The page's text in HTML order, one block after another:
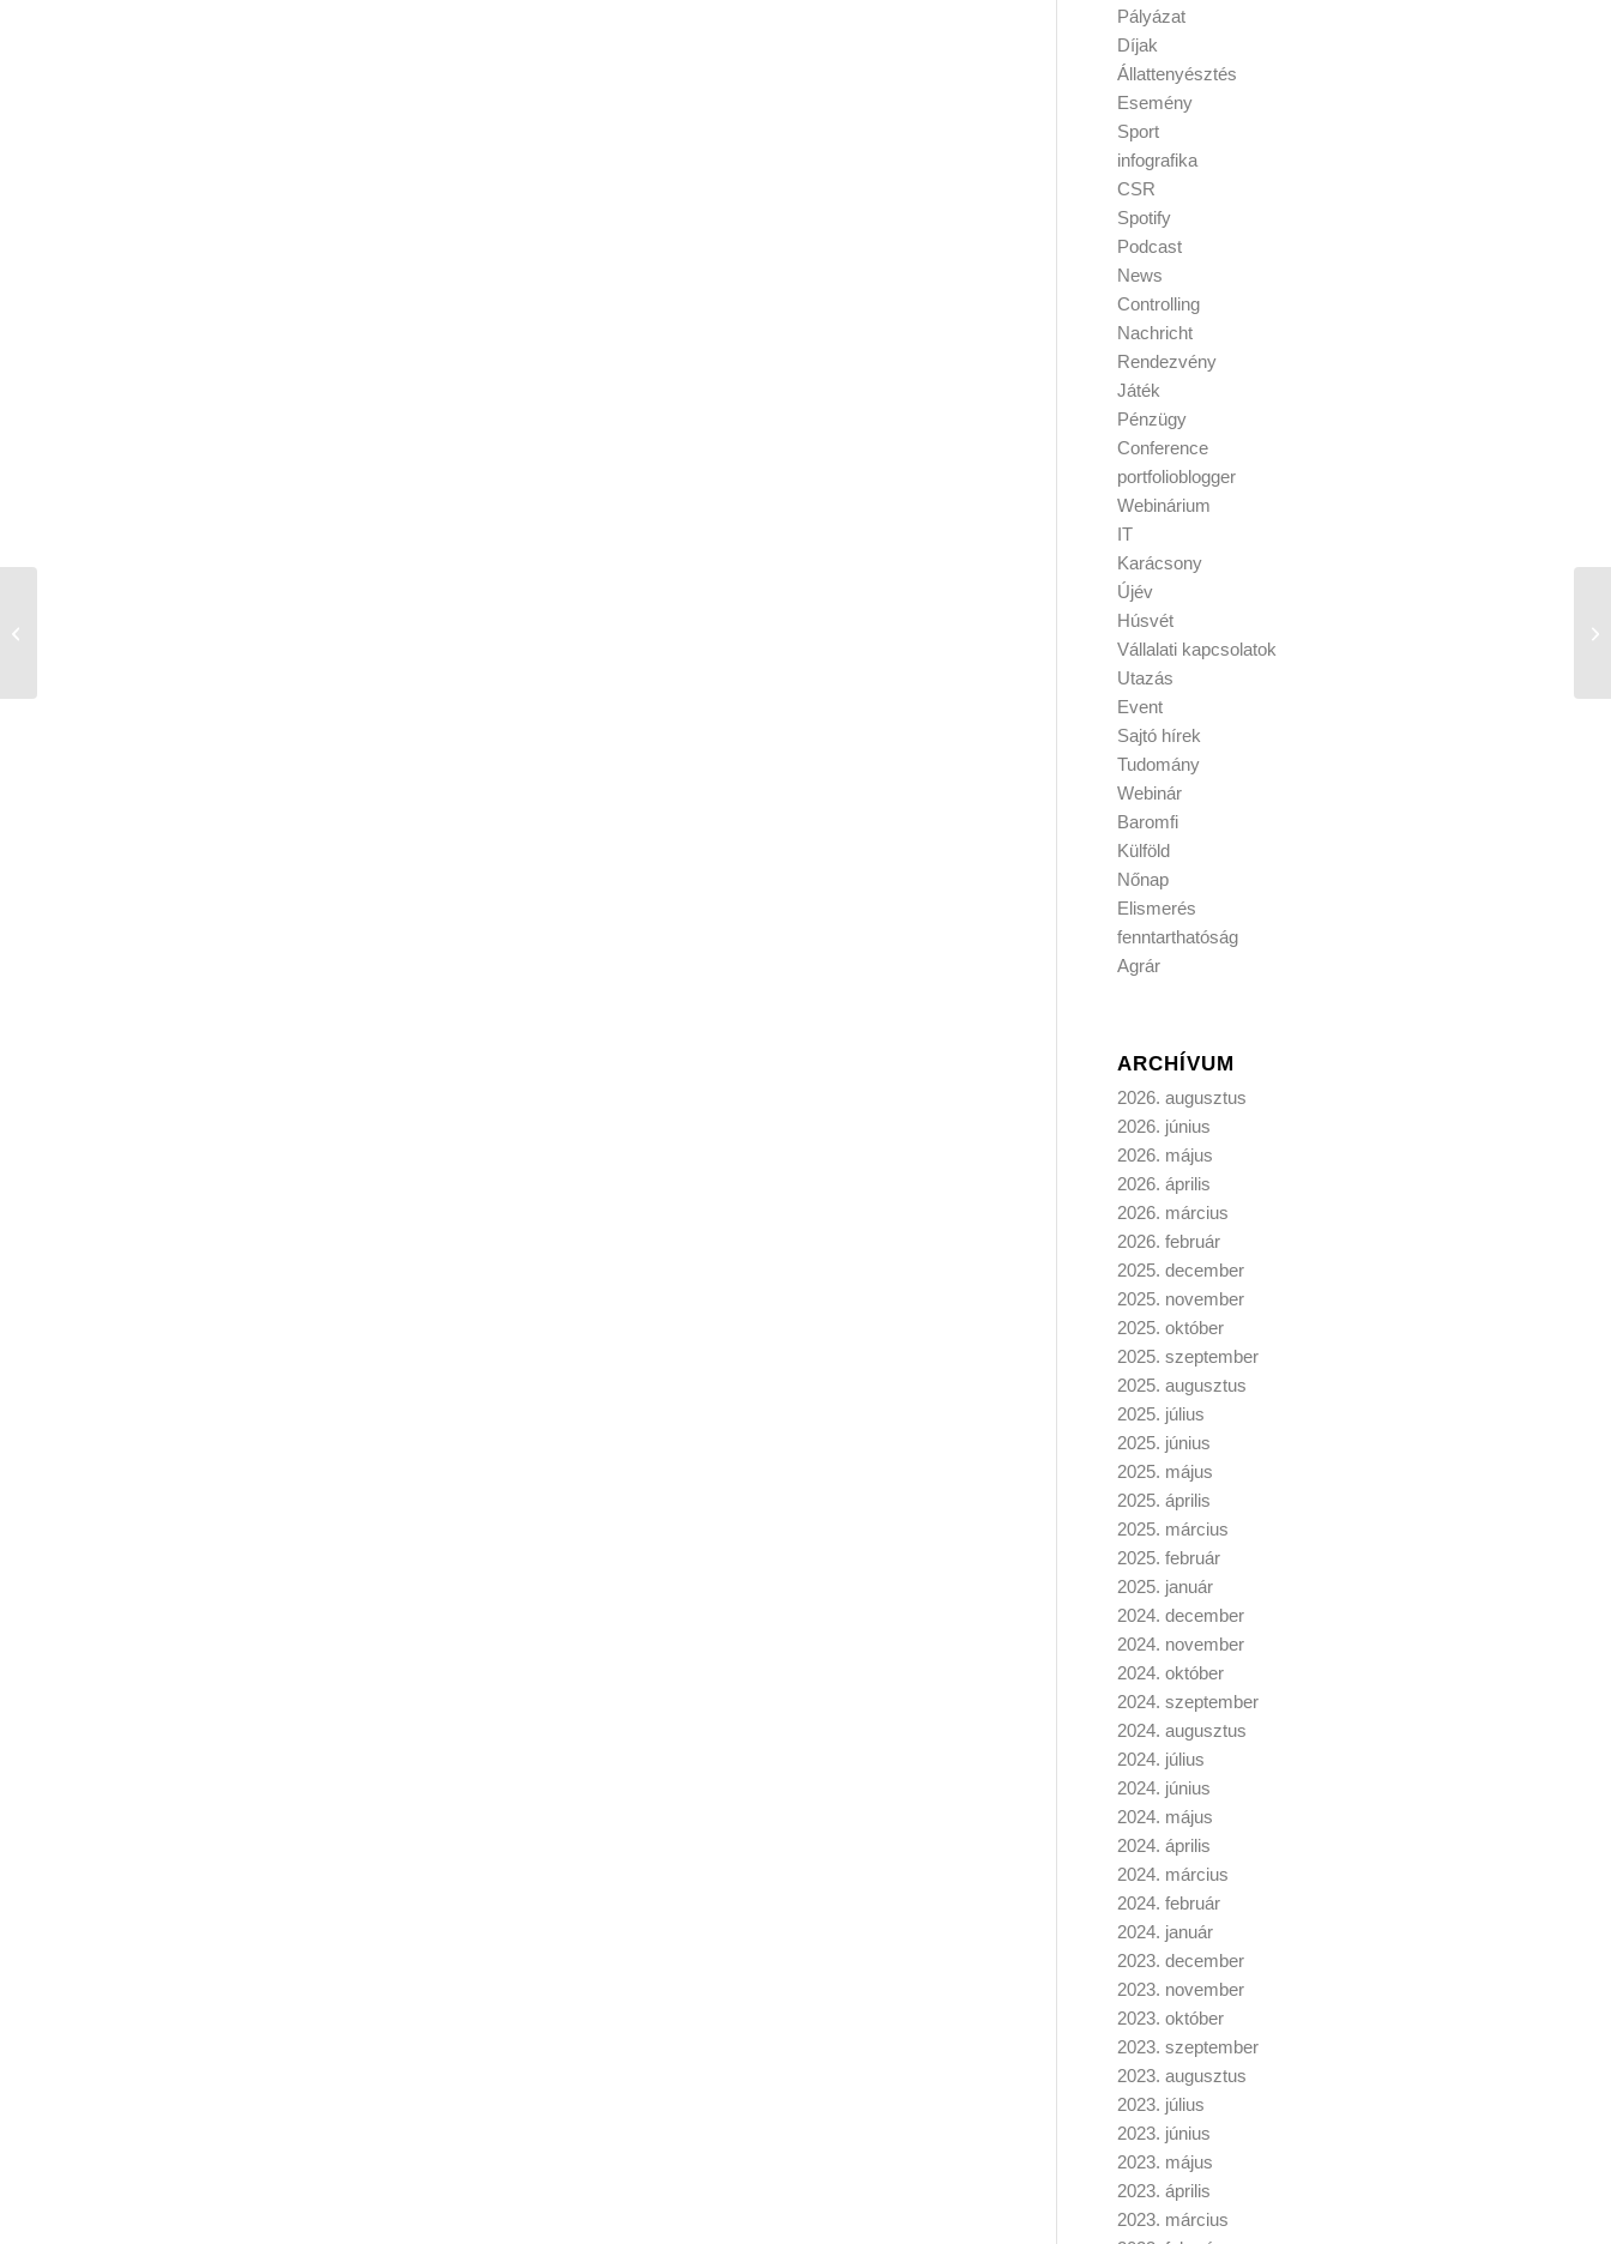
Pályázat
Díjak
Állattenyésztés
Esemény
Sport
infografika
CSR
Spotify
Podcast
News
Controlling
Nachricht
Rendezvény
Játék
Pénzügy
Conference
portfolioblogger
Webinárium
IT
Karácsony
Újév
Húsvét
Vállalati kapcsolatok
Utazás
Event
Sajtó hírek
Tudomány
Webinár
Baromfi
Külföld
Nőnap
Elismerés
fenntarthatóság
Agrár
ARCHÍVUM
2026. augusztus
2026. június
2026. május
2026. április
2026. március
2026. február
2025. december
2025. november
2025. október
2025. szeptember
2025. augusztus
2025. július
2025. június
2025. május
2025. április
2025. március
2025. február
2025. január
2024. december
2024. november
2024. október
2024. szeptember
2024. augusztus
2024. július
2024. június
2024. május
2024. április
2024. március
2024. február
2024. január
2023. december
2023. november
2023. október
2023. szeptember
2023. augusztus
2023. július
2023. június
2023. május
2023. április
2023. március